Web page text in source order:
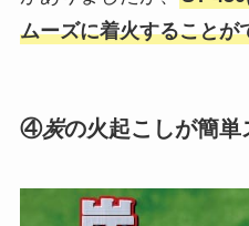
ムーズに着火することが
④炭の火起こしが簡単